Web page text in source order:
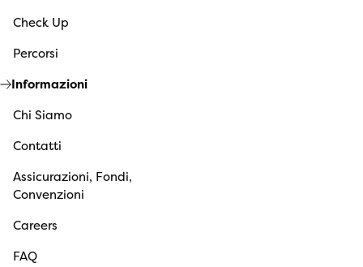
Check Up
Percorsi
Informazioni
Chi Siamo
Contatti
Assicurazioni, Fondi,
Convenzioni
Careers
FAQ